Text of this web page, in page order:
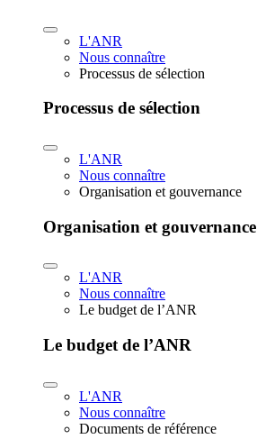
L'ANR
Nous connaître
Processus de sélection
Processus de sélection
L'ANR
Nous connaître
Organisation et gouvernance
Organisation et gouvernance
L'ANR
Nous connaître
Le budget de l’ANR
Le budget de l’ANR
L'ANR
Nous connaître
Documents de référence